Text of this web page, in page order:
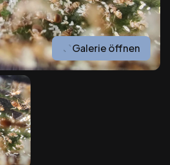
Galerie öffnen